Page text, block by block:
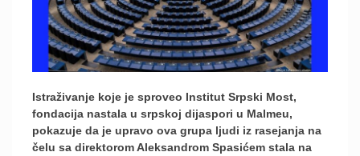
Istraživanje koje je sproveo Institut Srpski Most,
fondacija nastala u srpskoj dijaspori u Malmeu,
pokazuje da je upravo ova grupa ljudi iz rasejanja na
čelu sa direktorom Aleksandrom Spasićem stala na